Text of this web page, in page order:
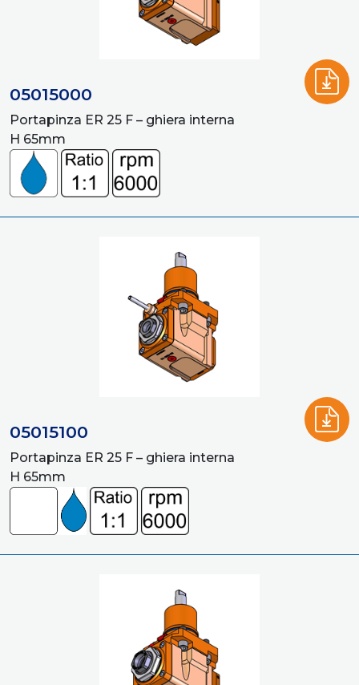
05015000
Portapinza ER 25 F – ghiera interna
H 65mm
05015100
Portapinza ER 25 F – ghiera interna
H 65mm